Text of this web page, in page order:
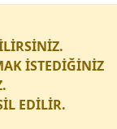
İSTEDİĞİNİZ
EDİLİR.